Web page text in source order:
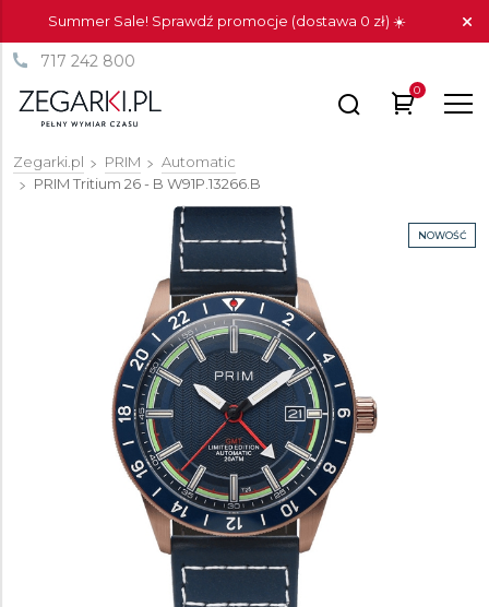
Summer Sale! Sprawdź promocje (dostawa 0 zł) ☀️
717 242 800
0
Zegarki.pl PRIM
Automatic
PRIM Tritium 26 - B W91P.13266.B
NOWOŚĆ